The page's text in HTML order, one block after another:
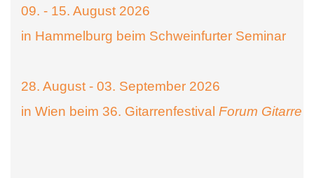
09. - 15. August 2026
in Hammelburg beim Schweinfurter Seminar
28. August - 03. September 2026
in Wien beim 36. Gitarrenfestival Forum Gitarre